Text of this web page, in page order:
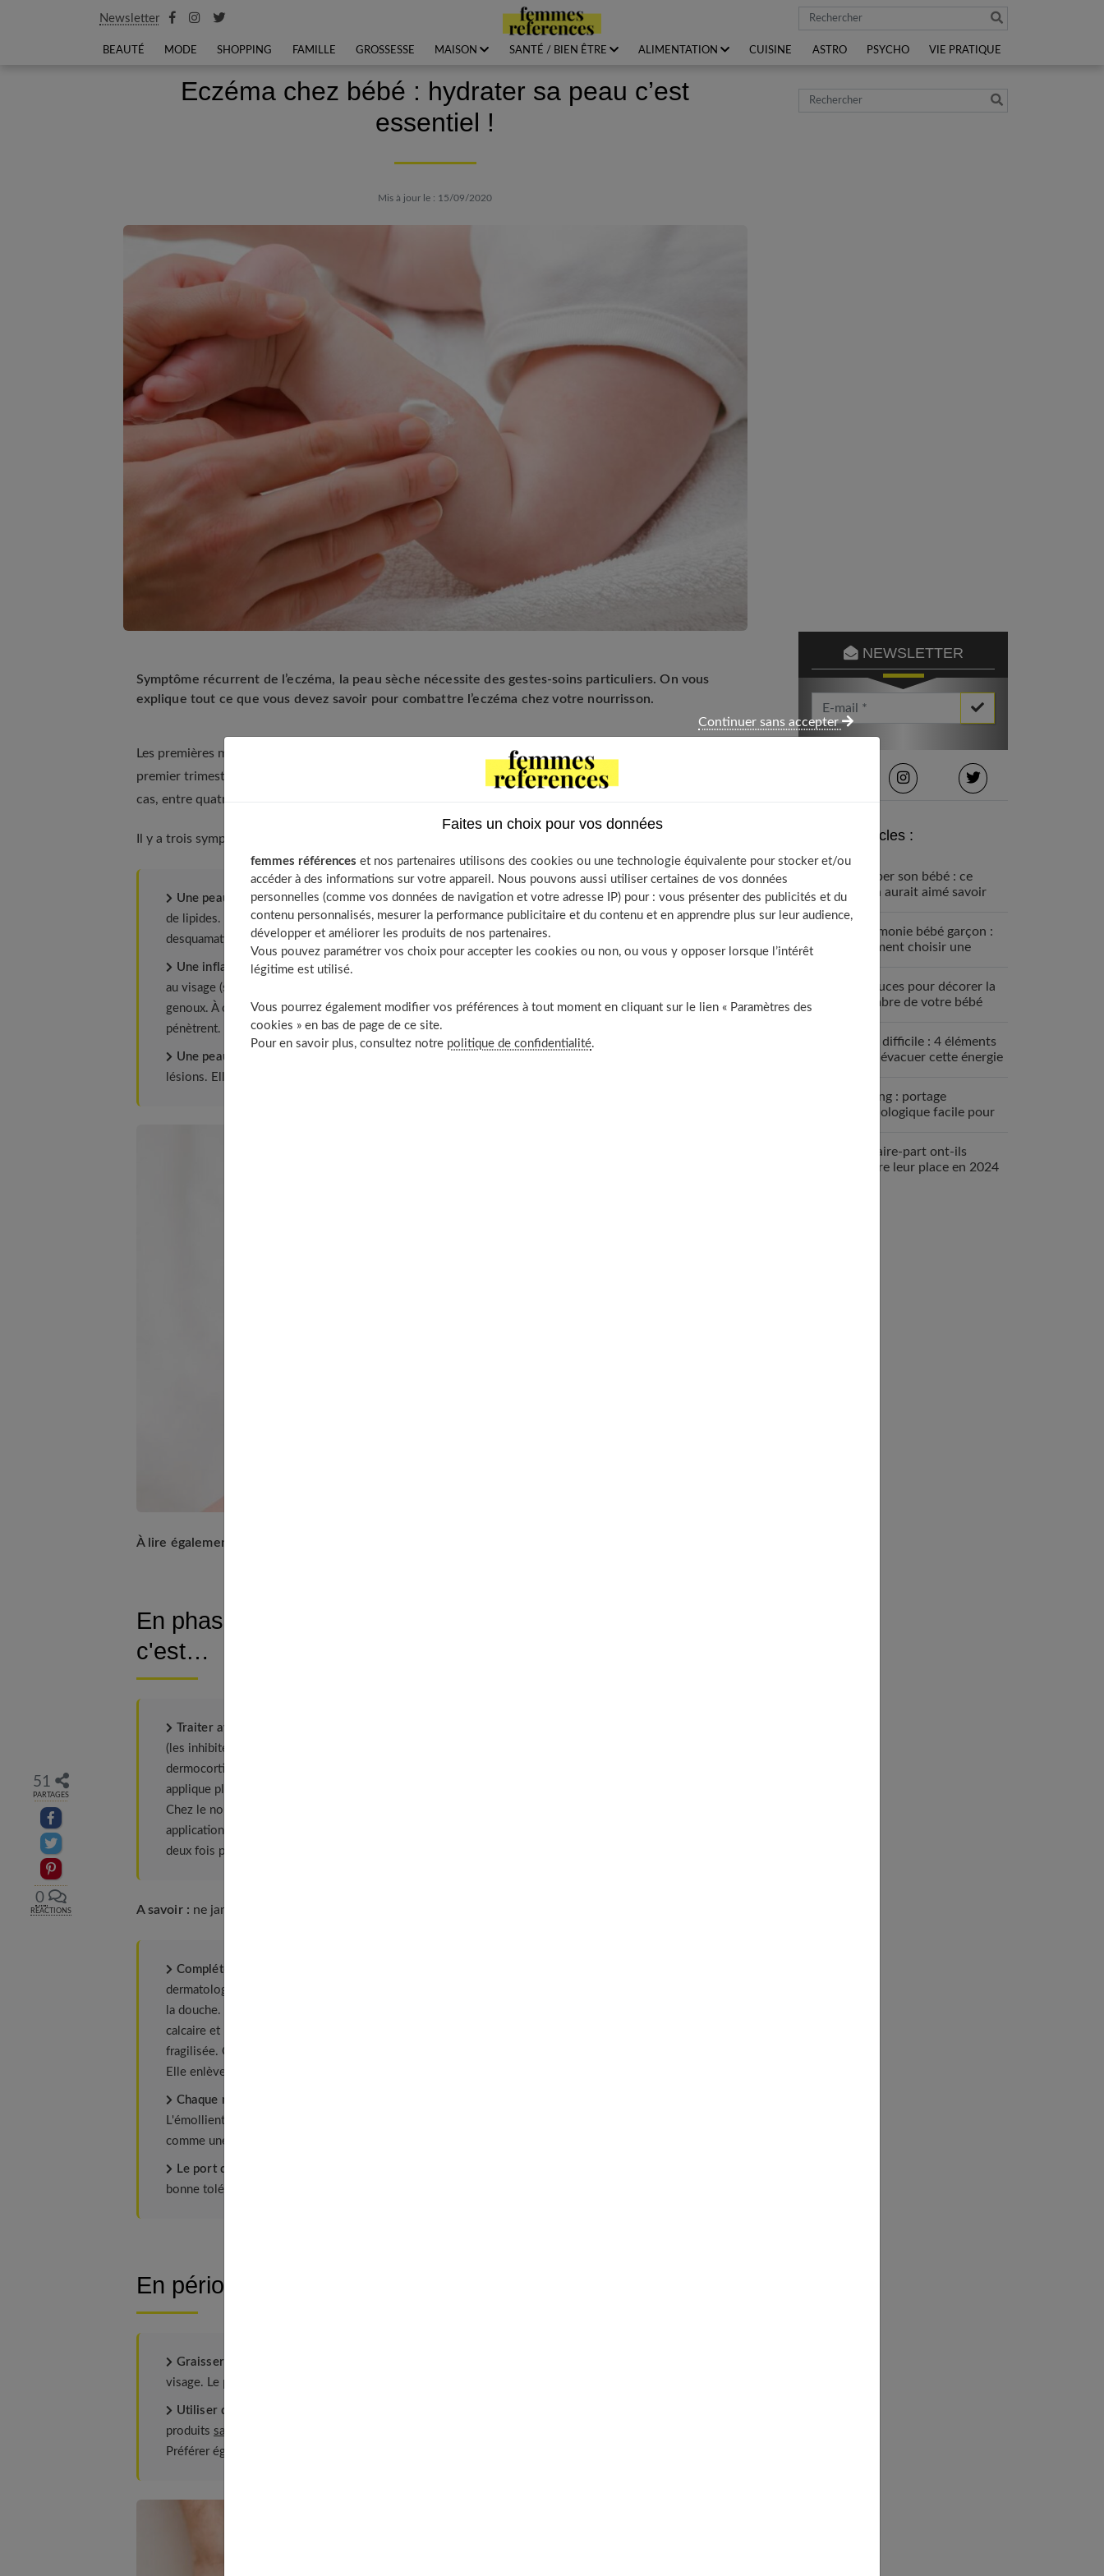
Newsletter Rechercher
BEAUTÉ MODE SHOPPING FAMILLE GROSSESSE MAISON SANTÉ / BIEN ÊTRE ALIMENTATION CUISINE ASTRO PSYCHO VIE PRATIQUE
Eczéma chez bébé : hydrater sa peau c’est
essentiel !
Mis à jour le : 15/09/2020
Symptôme récurrent de l’eczéma, la peau sèche nécessite des gestes-soins particuliers. On vous
explique tout ce que vous devez savoir pour combattre l’eczéma chez votre nourrisson.
51
PARTAGES
Partager sur facebook
Partager sur Twitter
Epingler sur Pinterest
0
RÉACTIONS
Les premières manifestations de l'eczéma constitutionnel (dermatite atopique) démarrent après le
premier trimestre de vie. Elles touchent environ 20 % des nourrissons et disparaissent, dans 80 % des
cas, entre quatre et six ans.
Il y a trois symptômes :
Une peau anormalement sèche: cela vient d'une anomalie de la barrière cutanée qui ne produit pas
de lipides. Résultat ? une peau rugueuse avec des petites plaques rouges entraînant démangeaisons et
desquamations.
Une inflammation plus ou moins constante chez le nourrisson
au visage (sur les joues et le menton), au niveau du pli du coude, sur le torse et, parfois, au pli des
genoux. À cet âge, les lésions sont rouges et prurigineuses : la peau est à vif. Les allergènes y
pénètrent.
Une peau colonisée par le staphylocoque doré
lésions. Elle est susceptible d'entraîner une infection à traiter.
À lire également :
En phase de poussée d’eczéma, la bonne attitude
c'est…
Traiter avec des dermocorticoïdes
(les inhibiteurs de la calcineurine ne pouvant être utilisés chez les moins de deux ans). Les
dermocorticoïdes se présentent sous la forme de crèmes, pommades, lotions et gels. En général, on
applique plutôt une crème sur les lésions suintantes et les plis, une pommade sur les lésions sèches.
Chez le nourrisson, seuls les dermocorticoïdes de classe II (modérés) sont prescrits, à raison d'une
application par jour, de préférence le soir, après la toilette, sur une peau propre. Exceptionnellement,
deux fois par jour en cas de poussée très sévère.
A savoir : ne jamais les appliquer sur le visage d'un bébé, car il existe un risque d'atrophie cutanée.
Compléter avec des soins d'hygiène
dermatologique sans savon : soit dans un bain court (moins de dix minutes) et tiède (330 C), soit sous
la douche. On peut aussi utiliser une huile de bain hydro dispersible. Elle neutralise les effets du
calcaire et ne se rince pas. Le séchage se fait par tamponnement pour ne pas agresser la peau
fragilisée. Cette toilette quotidienne est nécessaire, même si les lésions sont à vif et que ça pique.
Elle enlève les allergènes présents sur la peau et l'excès de crème, évitant une macération.
Chaque matin, l'application d'une pâte émolliente
L'émollient nourrit la peau extérieurement et agit, à l'intérieur, au niveau de l'ADN des cellules, un peu
comme une autorelipidation. Il diminue aussi la dose de dermocorticoïdes.
Le port de vêtements en coton
bonne tolérance. A éviter : la laine, irritante.
En période de rémission, il faut :
Graisser la peau :
visage. Le problème de sécheresse cutanée s'améliore déjà en une semaine.
Utiliser des produits de toilette neutres :
produits sans parfum
Préférer également ceux qui sont sans parabène : 10 % de ces enfants y étant allergiques.
Rechercher
NEWSLETTER
Votre Email *
Derniers articles :
Équiper son bébé : ce
qu’on aurait aimé savoir
Cérémonie bébé garçon :
comment choisir une
4 astuces pour décorer la
chambre de votre bébé
Bébé difficile : 4 éléments
pour évacuer cette énergie
Le sling : portage
physiologique facile pour
Les faire-part ont-ils
encore leur place en 2024
Faites un choix pour vos données
femmes références et nos partenaires utilisons des cookies ou une technologie équivalente pour stocker et/ou
accéder à des informations sur votre appareil. Nous pouvons aussi utiliser certaines de vos données
personnelles (comme vos données de navigation et votre adresse IP) pour : vous présenter des publicités et du
contenu personnalisés, mesurer la performance publicitaire et du contenu et en apprendre plus sur leur audience,
développer et améliorer les produits de nos partenaires.
Vous pouvez paramétrer vos choix pour accepter les cookies ou non, ou vous y opposer lorsque l’intérêt
légitime est utilisé.
Vous pourrez également modifier vos préférences à tout moment en cliquant sur le lien « Paramètres des
cookies » en bas de page de ce site.
Pour en savoir plus, consultez notre politique de confidentialité.
Continuer sans accepter